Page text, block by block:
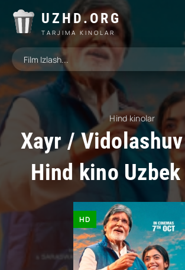
UZHD.ORG
TARJIMA KINOLAR
Hind kinolar
Xayr /
Hind kino
HD